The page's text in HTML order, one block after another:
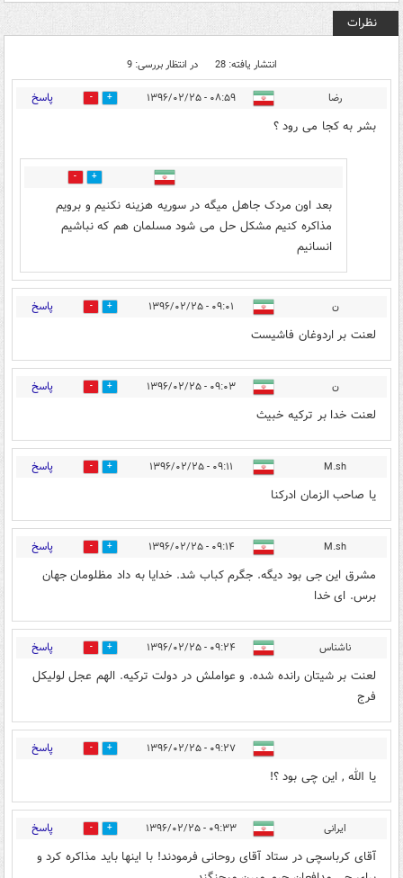
نظرات
انتشار یافته: 28 در انتظار بررسی: 9
رضا ۰۸:۵۹ - ۱۳۹۶/۰۲/۲۵ 30 پاسخ
بشر به کجا می رود ؟
13
بعد اون مردک جاهل میگه در سوریه هزینه نکنیم و برویم
مذاکره کنیم مشکل حل می شود مسلمان هم که نباشیم
انسانیم
ن ۰۹:۰۱ - ۱۳۹۶/۰۲/۲۵ 14 پاسخ
لعنت بر اردوغان فاشیست
ن ۰۹:۰۳ - ۱۳۹۶/۰۲/۲۵ 14 پاسخ
لعنت خدا بر ترکیه خبیث
M.sh ۰۹:۱۱ - ۱۳۹۶/۰۲/۲۵ 13 پاسخ
یا صاحب الزمان ادرکنا
M.sh ۰۹:۱۴ - ۱۳۹۶/۰۲/۲۵ 15 پاسخ
مشرق این جی بود دیگه. جگرم کباب شد. خدایا به داد مظلومان جهان
برس. ای خدا
ناشناس ۰۹:۲۴ - ۱۳۹۶/۰۲/۲۵ 7 پاسخ
لعنت بر شيتان رانده شده. و عواملش در دولت تركيه. الهم عجل لوليكل
فرج
۰۹:۲۷ - ۱۳۹۶/۰۲/۲۵ 8 پاسخ
یا الله , این چی بود ؟!
ایرانی ۰۹:۳۳ - ۱۳۹۶/۰۲/۲۵ 12 پاسخ
آقای کرباسچی در ستاد آقای روحانی فرمودند! با اینها باید مذاکره کرد و